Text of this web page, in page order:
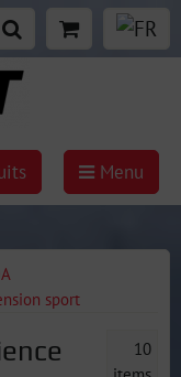
Menu
sport
10